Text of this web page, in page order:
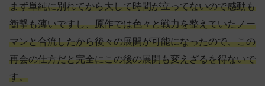
まず単純に別れてから大して時間が立ってないので感動も
衝撃も薄いですし、原作では色々と戦力を整えていたノー
マンと合流したから後々の展開が可能になったので、この
再会の仕方だと完全にこの後の展開も変えざるを得ないで
す。